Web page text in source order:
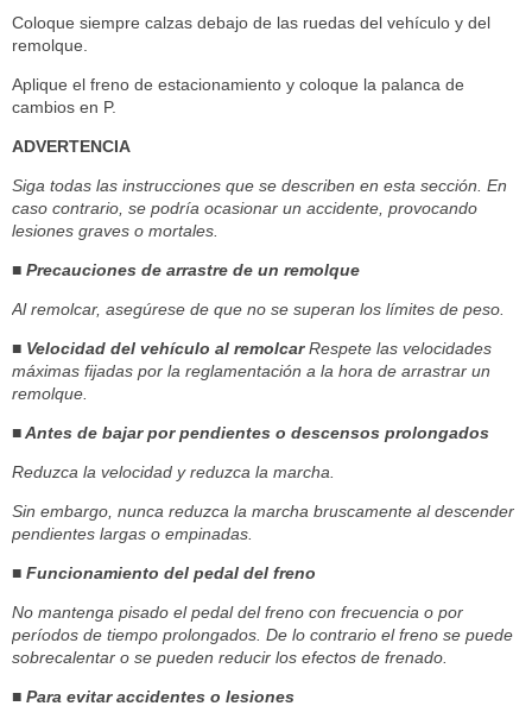
Coloque siempre calzas debajo de las ruedas del vehículo y del
remolque.
Aplique el freno de estacionamiento y coloque la palanca de
cambios en P.
ADVERTENCIA
Siga todas las instrucciones que se describen en esta sección. En
caso contrario, se podría ocasionar un accidente, provocando
lesiones graves o mortales.
■ Precauciones de arrastre de un remolque
Al remolcar, asegúrese de que no se superan los límites de peso.
■ Velocidad del vehículo al remolcarRespete las velocidades
máximas fijadas por la reglamentación a la hora de arrastrar un
remolque.
■ Antes de bajar por pendientes o descensos prolongados
Reduzca la velocidad y reduzca la marcha.
Sin embargo, nunca reduzca la marcha bruscamente al descender
pendientes largas o empinadas.
■ Funcionamiento del pedal del freno
No mantenga pisado el pedal del freno con frecuencia o por
períodos de tiempo prolongados. De lo contrario el freno se puede
sobrecalentar o se pueden reducir los efectos de frenado.
■ Para evitar accidentes o lesiones